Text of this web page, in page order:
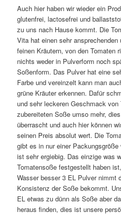
Auch hier haben wir wieder ein
glutenfrei, lactosefrei und
zu uns nach Hause kommt. Die
Vita hat einen sehr
feinen Kräutern, von den Tomaten
nichts weder in Pulverform noch
Soßenform. Das Pulver hat eine
Farbe und vereinzelt kann man
grüne Kräuter erkennen. Dafür
und sehr leckeren Geschmack von
zubereiteten Soße umso mehr,
überrascht und auch hier können
seinen Preis absolut wert. Die
gibt es in nur einer
ist sehr ergiebig. Das einzige was
Tomatensoße festgestellt haben
Wasser besser 3 EL Pulver nimmt
Konsistenz der Soße bekommt.
EL etwas zu dünn als Soße aber
heraus finden, dies ist unsere